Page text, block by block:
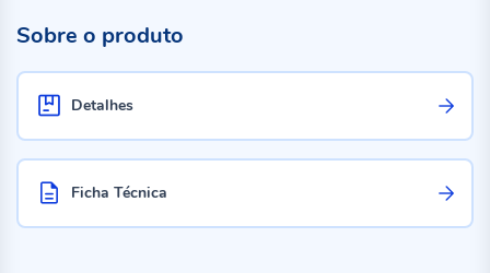
Sobre o produto
Detalhes
Ficha Técnica